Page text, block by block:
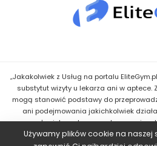
„Jakakolwiek z Usług na portalu
substytut wizyty u lekarza ani w aptece.
mogą stanowić podstawy do
ani podejmowania jakichkolwiek
człowieka, w tym z
jakiegokolwiek Leku bądź innego
Używamy plików cookie na naszej